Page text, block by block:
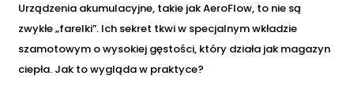
Urządzenia akumulacyjne, takie jak AeroFlow, to nie są
zwykłe „farelki”. Ich sekret tkwi w specjalnym wkładzie
szamotowym o wysokiej gęstości, który działa jak magazyn
ciepła. Jak to wygląda w praktyce?